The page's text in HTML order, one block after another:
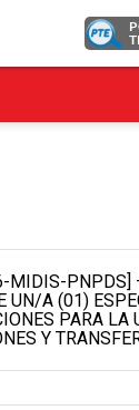
MIDIS-PNPDS]
UN/A (01)
PARA LA
Y